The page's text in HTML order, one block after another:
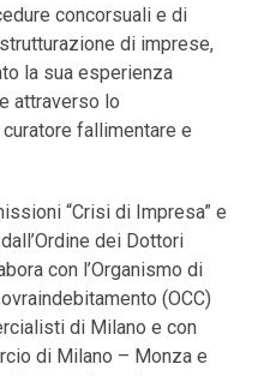
concorsuali e di
di imprese,
la sua esperienza
attraverso lo
fallimentare e
“Crisi di Impresa” e
dei Dottori
con l’Organismo di
(OCC)
di Milano e con
di Milano – Monza e